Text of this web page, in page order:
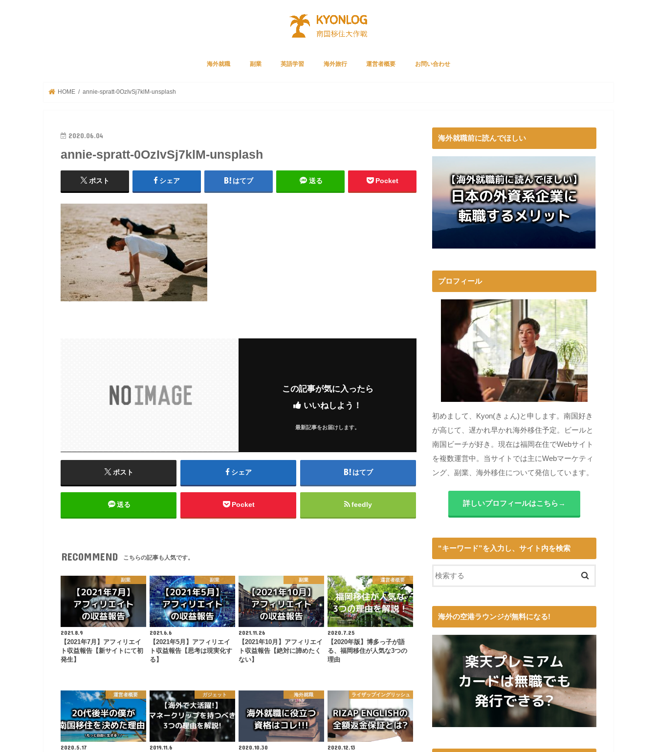
海外就職 副業 英語学習 海外旅行 運営者概要 お問い合わせ
HOME annie-spratt-0OzIvSj7klM-unsplash
2020.06.04
annie-spratt-0OzIvSj7klM-unsplash
ポスト シェア はてブ 送る Pocket
この記事が気に入ったら
いいねしよう！
最新記事をお届けします。
ポスト シェア はてブ
送る Pocket feedly
RECOMMEND こちらの記事も人気です。
副業
2021.8.9
【2021年7月】アフィリエイ
ト収益報告【新サイトにて初
発生】
副業
2021.6.6
【2021年5月】アフィリエイ
ト収益報告【思考は現実化す
る】
副業
2021.11.26
【2021年10月】アフィリエイ
ト収益報告【絶対に諦めたく
ない】
運営者概要
2020.7.25
【2020年版】博多っ子が語
る、福岡移住が人気な3つの
理由
運営者概要
2020.5.17
ガジェット
2019.11.6
海外就職
2020.10.30
ライザップイングリッシュ
2020.12.13
海外就職前に読んでほしい
プロフィール
初めまして、Kyon(きょん)と申します。南国好き
が高じて、遅かれ早かれ海外移住予定。ビールと
南国ビーチが好き。現在は福岡在住でWebサイト
を複数運営中。当サイトでは主にWebマーケティ
ング、副業、海外移住について発信しています。
詳しいプロフィールはこちら→
“キーワード”を入力し、サイト内を検索
海外の空港ラウンジが無料になる!